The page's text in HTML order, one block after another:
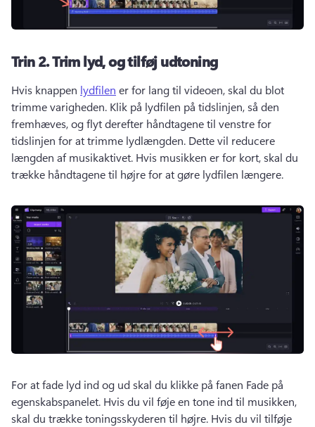
Trin 2.Trim lyd, og tilføj udtoning
Hvis knappen lydfilen er for lang til videoen, skal du blot
trimme varigheden. Klik på lydfilen på tidslinjen, så den
fremhæves, og flyt derefter håndtagene til venstre for
tidslinjen for at trimme lydlængden. Dette vil reducere
længden af musikaktivet. Hvis musikken er for kort, skal du
trække håndtagene til højre for at gøre lydfilen længere.
For at fade lyd ind og ud skal du klikke på fanen Fade på
egenskabspanelet. Hvis du vil føje en tone ind til musikken,
skal du trække toningsskyderen til højre. Hvis du vil tilføje